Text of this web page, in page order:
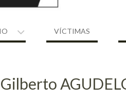
VÍCTIMAS